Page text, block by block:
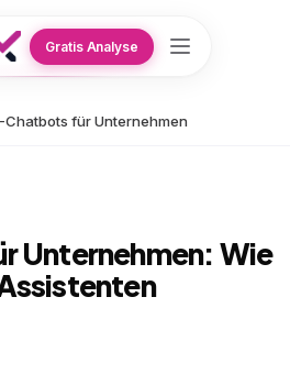
Gratis Analyse
Chatbots für Unternehmen
Unternehmen: Wie